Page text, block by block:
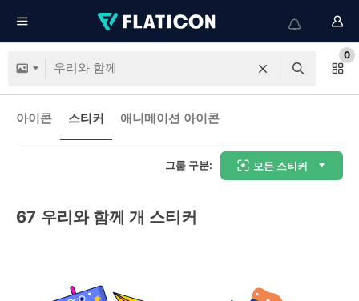
0
아이콘 스티커 애니메이션 아이콘
그룹 구분: 모든 스티커
67 우리와 함께 개 스티커